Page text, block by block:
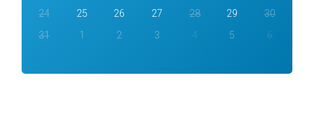
24
25 26 27 28 29
30
31
1 2 3 4 5 6